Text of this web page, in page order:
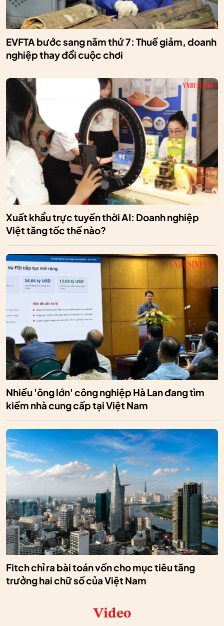
EVFTA bước sang năm thứ 7: Thuế giảm, doanh
nghiệp thay đổi cuộc chơi
Xuất khẩu trực tuyến thời AI: Doanh nghiệp
Việt tăng tốc thế nào?
Nhiều 'ông lớn' công nghiệp Hà Lan đang tìm
kiếm nhà cung cấp tại Việt Nam
Fitch chỉ ra bài toán vốn cho mục tiêu tăng
trưởng hai chữ số của Việt Nam
Video